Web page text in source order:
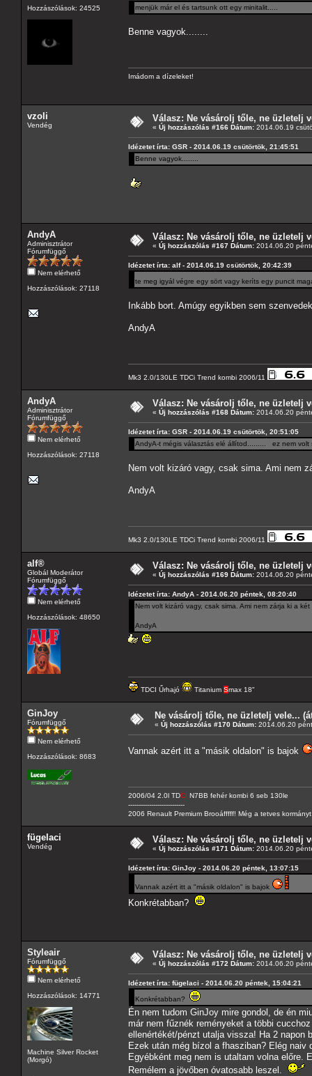
Hozzászólások: 24525
menjük már el és tartsunk ott egy minitalit.....
Benne vagyok........
Imádom a dízeleket!
vzoli
Vendég
Válasz: Ne vásárolj tőle, ne üzletelj
« Új hozzászólás #166 Dátum: 2014.06.19
Idézetet írta: GSR - 2014.06.19 csütörtök, 21:45:51
Benne vagyok........
AndyA
Adminisztrátor
Fórumfüggő
Nem elérhető
Hozzászólások: 27118
Válasz: Ne vásárolj tőle, ne üzletelj
« Új hozzászólás #167 Dátum: 2014.06.20
Idézetet írta: alf - 2014.06.19 csütörtök, 20:42:39
te meg igyál végre egy sört vagy keríts egy puncit
Inkább bort. Amúgy egyikben sem
AndyA
Mk3 2.0/130LE TDCi Trend kombi 2006/11
AndyA
Adminisztrátor
Fórumfüggő
Nem elérhető
Hozzászólások: 27118
Válasz: Ne vásárolj tőle, ne üzletelj
« Új hozzászólás #168 Dátum: 2014.06.20
Idézetet írta: GSR - 2014.06.19 csütörtök, 20:51:05
AndyA-t mégis választás elé állítod......... ez nem volt
Nem volt kizáró vagy, csak sima. Ami nem
AndyA
Mk3 2.0/130LE TDCi Trend kombi 2006/11
alf®
Globál Moderátor
Fórumfüggő
Nem elérhető
Hozzászólások: 48650
Válasz: Ne vásárolj tőle, ne üzletelj
« Új hozzászólás #169 Dátum: 2014.06.20
Idézetet írta: AndyA - 2014.06.20 péntek, 08:20:40
Nem volt kizáró vagy, csak sima. Ami nem zárja ki a
AndyA
TDCI Űrhajó Titanium Smax 18"
GinJoy
Fórumfüggő
Nem elérhető
Hozzászólások: 8683
Ne vásárolj tőle, ne üzletelj vele...
« Új hozzászólás #170 Dátum: 2014.06.20
Vannak azért itt a "másik oldalon" is bajok
2006/04 2.0l TDCI N7BB fehér kombi 6 seb 130le
---------------------------
2006 Renault Premium Brooáfffff! Még a tetves
fügelaci
Vendég
Válasz: Ne vásárolj tőle, ne üzletelj
« Új hozzászólás #171 Dátum: 2014.06.20
Idézetet írta: GinJoy - 2014.06.20 péntek, 13:07:15
Vannak azért itt a "másik oldalon" is bajok
Konkrétabban?
Styleair
Fórumfüggő
Nem elérhető
Hozzászólások: 14771
Machine Silver Rocket
(Morgó)
Válasz: Ne vásárolj tőle, ne üzletelj
« Új hozzászólás #172 Dátum: 2014.06.20
Idézetet írta: fügelaci - 2014.06.20 péntek, 15:04:21
Konkrétabban?
Én nem tudom GinJoy mire gondol, de én
már nem fűznék reményeket a többi
ellenértékét/pénzt utalja vissza! Ha 2 napon
Ezek után még bízol a fhasziban? Elég naiv
Egyébként meg nem is utaltam volna előre.
Remélem a jövőben óvatosabb leszel.